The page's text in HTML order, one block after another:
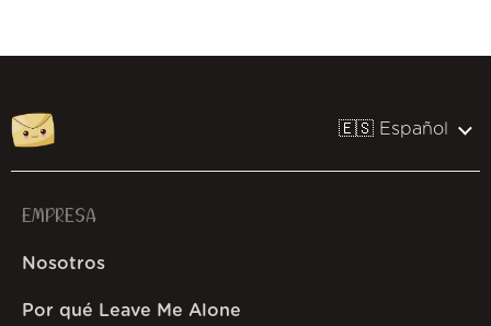
🇪🇸 Español
EMPRESA
Nosotros
Por qué Leave Me Alone